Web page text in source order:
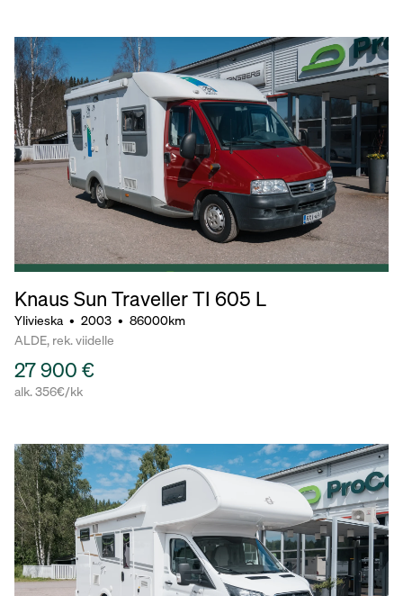
Knaus Sun Traveller TI 605 L
Ylivieska • 2003 • 86000km
ALDE, rek. viidelle
27 900 €
alk. 356€/kk